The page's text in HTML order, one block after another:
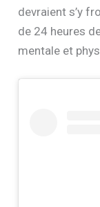
devraient s’y
de 24 heures
mentale et